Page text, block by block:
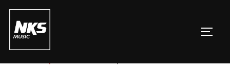
Pular
para
conteúdo